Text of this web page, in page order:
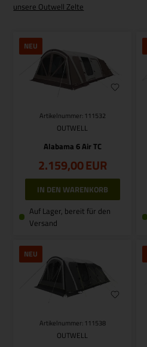
unsere Outwell Zelte
NEU
Artikelnummer: 111532
OUTWELL
Alabama 6 Air TC
2.159,00EUR
Auf Lager, bereit für den
Versand
NEU
Artikelnummer: 111538
OUTWELL